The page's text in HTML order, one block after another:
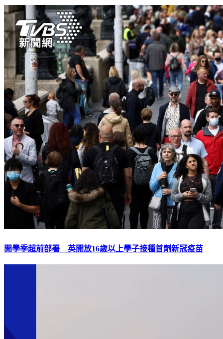
開學季超前部署 英開放16歲以上學子接種首劑新冠疫苗